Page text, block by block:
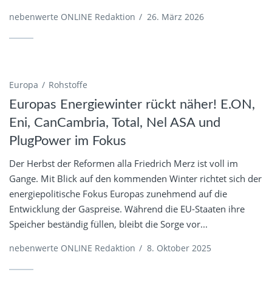
nebenwerte ONLINE Redaktion / 26. März 2026
Europa Rohstoffe
Europas Energiewinter rückt näher! E.ON,
Eni, CanCambria, Total, Nel ASA und
PlugPower im Fokus
Der Herbst der Reformen alla Friedrich Merz ist voll im
Gange. Mit Blick auf den kommenden Winter richtet sich der
energiepolitische Fokus Europas zunehmend auf die
Entwicklung der Gaspreise. Während die EU-Staaten ihre
Speicher beständig füllen, bleibt die Sorge vor...
nebenwerte ONLINE Redaktion / 8. Oktober 2025